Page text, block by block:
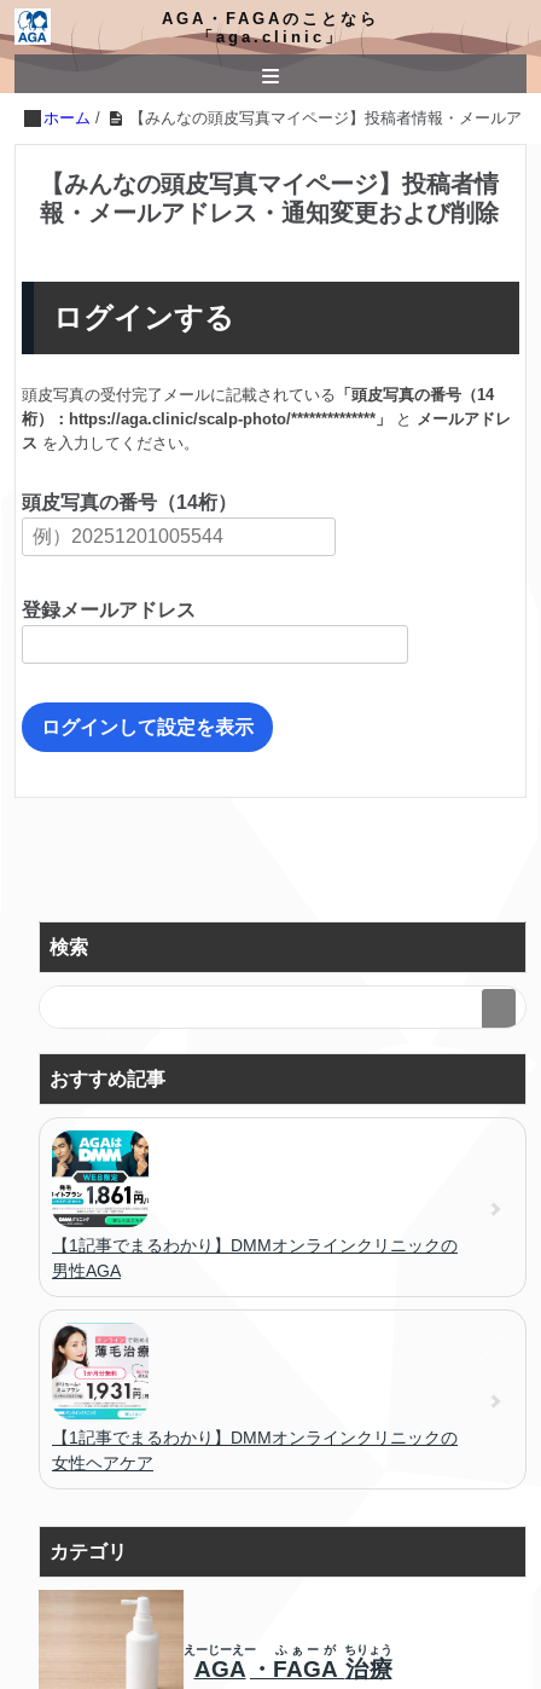
AGA・FAGAのことなら
「aga.clinic」
ホーム / 【みんなの頭皮写真マイページ】投稿者情報・メールア
【みんなの頭皮写真マイページ】投稿者情
報・メールアドレス・通知変更および削除
ログインする
頭皮写真の受付完了メールに記載されている 「頭皮写真の番号（14
桁）：https://aga.clinic/scalp-photo/**************」
と メールアドレ
ス を入力してください。
頭皮写真の番号（14桁）
登録メールアドレス
ログインして設定を表示
検索
おすすめ記事
【1記事でまるわかり】DMMオンラインクリニックの
男性AGA
【1記事でまるわかり】DMMオンラインクリニックの
女性ヘアケア
カテゴリ
AGA
えーじーえー
・ FAGA
ふぁーが
治療
ちりょう